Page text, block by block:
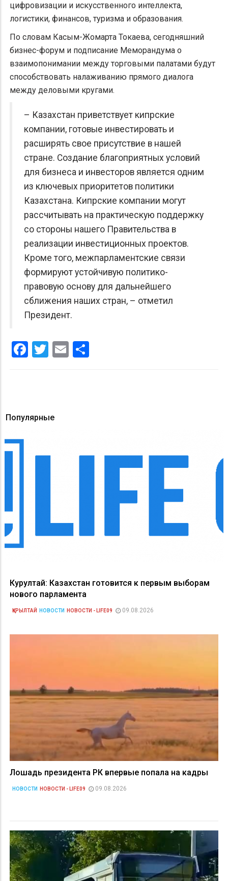
цифровизации и искусственного интеллекта,
логистики, финансов, туризма и образования.
По словам Касым-Жомарта Токаева, сегодняшний
бизнес-форум и подписание Меморандума о
взаимопонимании между торговыми палатами будут
способствовать налаживанию прямого диалога
между деловыми кругами.
– Казахстан приветствует кипрские
компании, готовые инвестировать и
расширять свое присутствие в нашей
стране. Создание благоприятных условий
для бизнеса и инвесторов является одним
из ключевых приоритетов политики
Казахстана. Кипрские компании могут
рассчитывать на практическую поддержку
со стороны нашего Правительства в
реализации инвестиционных проектов.
Кроме того, межпарламентские связи
формируют устойчивую политико-
правовую основу для дальнейшего
сближения наших стран, – отметил
Президент.
Facebook
Twitter
Email
Популярные
Курултай: Казахстан готовится к первым выборам
нового парламента
ҚҰРЫЛТАЙ НОВОСТИ НОВОСТИ - LIFE09 09.08.2026
Лошадь президента РК впервые попала на кадры
НОВОСТИ НОВОСТИ - LIFE09 09.08.2026